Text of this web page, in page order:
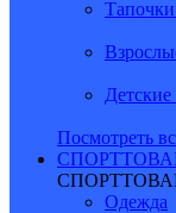
Посмотреть
Одежда